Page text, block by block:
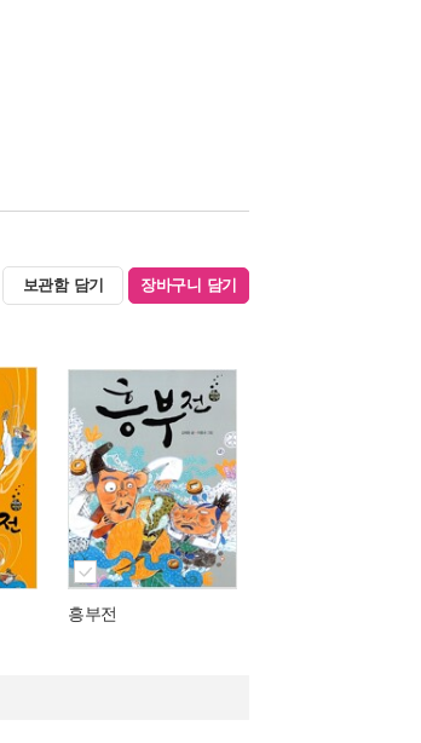
보관함 담기 장바구니 담기
흥부전